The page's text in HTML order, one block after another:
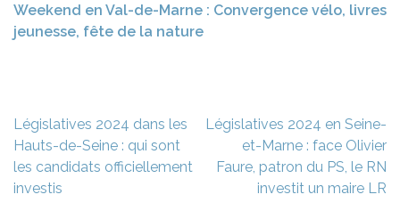
Weekend en Val-de-Marne : Convergence vélo, livres
jeunesse, fête de la nature
Navigation
de
l’article
Législatives 2024 dans les
Hauts-de-Seine : qui sont
les candidats officiellement
investis
Législatives 2024 en Seine-
et-Marne : face Olivier
Faure, patron du PS, le RN
investit un maire LR